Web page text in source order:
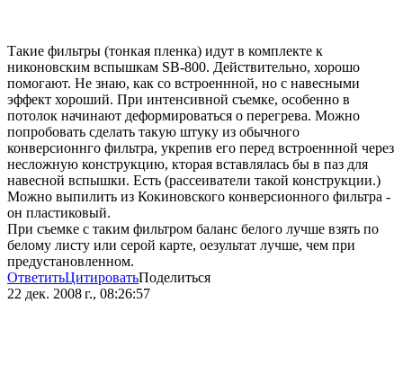
Такие фильтры (тонкая пленка) идут в комплекте к
никоновским вспышкам SB-800. Действительно, хорошо
помогают. Не знаю, как со встроеннной, но с навесными
эффект хороший. При интенсивной съемке, особенно в
потолок начинают деформироваться о перегрева. Можно
попробовать сделать такую штуку из обычного
конверсионнго фильтра, укрепив его перед встроеннной через
несложную конструкцию, кторая вставлялась бы в паз для
навесной вспышки. Есть (рассеиватели такой конструкции.)
Можно выпилить из Кокиновского конверсионного фильтра -
он пластиковый.
При съемке с таким фильтром баланс белого лучше взять по
белому листу или серой карте, оезультат лучше, чем при
предустановленном.
ОтветитьЦитироватьПоделиться
22 дек. 2008 г., 08:26:57